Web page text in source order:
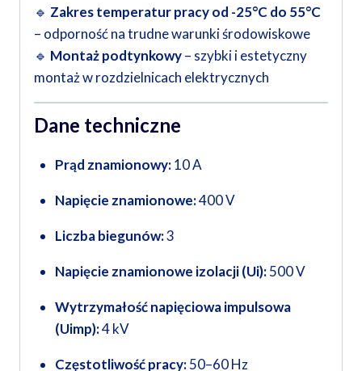
🔹 Zakres temperatur pracy od -25°C do 55°C
– odporność na trudne warunki środowiskowe
🔹 Montaż podtynkowy– szybki i estetyczny
montaż w rozdzielnicach elektrycznych
Dane techniczne
Prąd znamionowy:10 A
Napięcie znamionowe:400 V
Liczba biegunów:3
Napięcie znamionowe izolacji (Ui):500 V
Wytrzymałość napięciowa impulsowa
(Uimp):4 kV
Częstotliwość pracy:50–60 Hz